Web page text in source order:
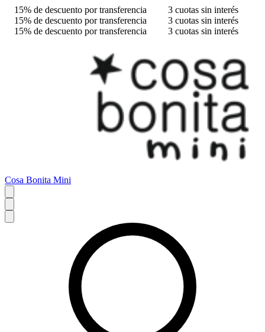
15% de descuento por transferencia
3 cuotas sin interés
15% de descuento por transferencia
3 cuotas sin interés
15% de descuento por transferencia
3 cuotas sin interés
Cosa Bonita Mini